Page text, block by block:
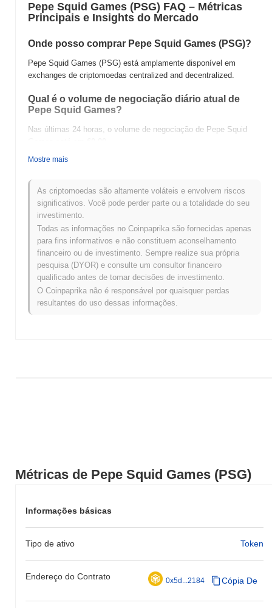
Métricas de Pepe Squid Games (PSG)
Informações básicas
Tipo de ativo Token
Endereço do Contrato 0x5d...2184 Cópia De
Pepe Squid Games (PSG) FAQ – Métricas
Principais e Insights do Mercado
Onde posso comprar Pepe Squid Games (PSG)?
Pepe Squid Games (PSG) está amplamente disponível em
exchanges de criptomoedas centralized and decentralized.
Qual é o volume de negociação diário atual de
Pepe Squid Games?
Nas últimas 24 horas, o volume de negociação de Pepe Squid
Qual é o histórico da faixa de preço de Pepe Squid
Máxima Histórica (ATH):€0.0
919
Mínima Histórica (ATL):
€0.00
Pepe Squid Games está sendo negociado atualmente~70.97%
abaixo de sua ATH .
Como Pepe Squid Games está se
desempenhando em comparação com o mercado
cripto mais amplo?
Nos últimos 7 dias, Pepe Squid Games ganhou
Mostre mais
As criptomoedas são altamente voláteis e envolvem riscos
significativos. Você pode perder parte ou a totalidade do seu
investimento.
Todas as informações no Coinpaprika são fornecidas apenas
para fins informativos e não constituem aconselhamento
financeiro ou de investimento. Sempre realize sua própria
pesquisa (DYOR) e consulte um consultor financeiro
qualificado antes de tomar decisões de investimento.
O Coinpaprika não é responsável por quaisquer perdas
resultantes do uso dessas informações.